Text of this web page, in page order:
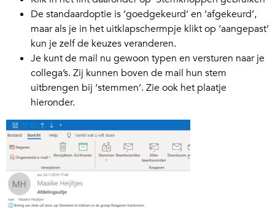
De standaardoptie is ‘goedgekeurd’ en ‘afgekeurd’,
maar als je in het uitklapschermpje klikt op ‘aangepast’
kun je zelf de keuzes veranderen.
Je kunt de mail nu gewoon typen en versturen naar je
collega’s. Zij kunnen boven de mail hun stem
uitbrengen bij ‘stemmen’. Zie ook het plaatje
hieronder.